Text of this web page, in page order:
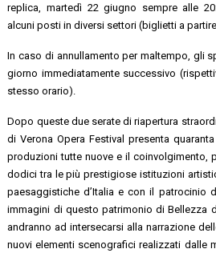
replica, martedì 22 giugno sempre alle
alcuni posti in diversi settori (biglietti a partire
In caso di annullamento per maltempo, gli
giorno immediatamente successivo
stesso orario).
Dopo queste due serate di riapertura
di Verona Opera Festival presenta
produzioni tutte nuove e il coinvolgimento,
dodici tra le più prestigiose istituzioni
paesaggistiche d’Italia e con il patrocinio
immagini di questo patrimonio di Bellezza
andranno ad intersecarsi alla narrazione
nuovi elementi scenografici realizzati dalle